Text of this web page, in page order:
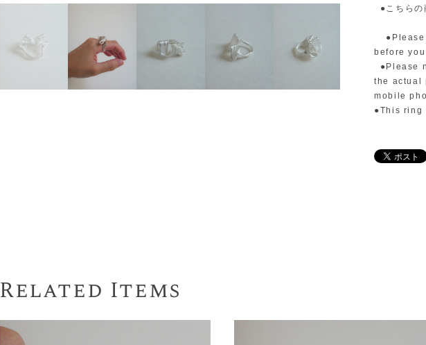
●こちらの
●Please
before
●Please
the actual
mobile
●This ring
Related Items